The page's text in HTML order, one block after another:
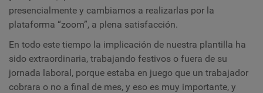
presencialmente y cambiamos a realizarlas por la
plataforma “zoom”, a plena satisfacción.
En todo este tiempo la implicación de nuestra plantilla ha
sido extraordinaria, trabajando festivos o fuera de su
jornada laboral, porque estaba en juego que un trabajador
cobrara o no a final de mes, y eso es muy importante, y